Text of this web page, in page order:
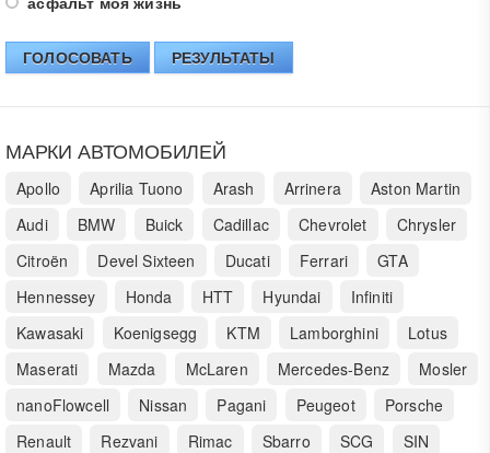
ГОЛОСОВАТЬ РЕЗУЛЬТАТЫ
МАРКИ АВТОМОБИЛЕЙ
Apollo Aprilia Tuono Arash Arrinera
Aston Martin
Audi
BMW Buick Cadillac Chevrolet
Chrysler
Citroën
Devel Sixteen Ducati Ferrari
GTA
Hennessey
Honda HTT Hyundai
Infiniti
Kawasaki
Koenigsegg KTM Lamborghini
Lotus
Maserati
Mazda McLaren Mercedes-Benz
Mosler
nanoFlowcell
Nissan Pagani Peugeot
Porsche
Renault
Rezvani Rimac Sbarro SCG
SIN